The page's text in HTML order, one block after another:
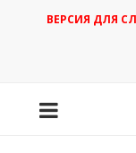
ВЕРСИЯ ДЛЯ